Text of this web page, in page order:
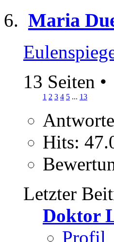
Maria
13 Seiten •
1 2 3 4 5 ... 13
Hits:
Letzter
Doktor
Profil